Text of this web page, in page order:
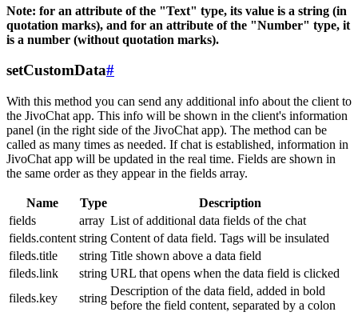
Note: for an attribute of the "Text" type, its value is a string (in
quotation marks), and for an attribute of the "Number" type, it
is a number (without quotation marks).
setCustomData#
With this method you can send any additional info about the client to
the JivoChat app. This info will be shown in the client's information
panel (in the right side of the JivoChat app). The method can be
called as many times as needed. If chat is established, information in
JivoChat app will be updated in the real time. Fields are shown in
the same order as they appear in the fields array.
Name Type
Description
fields
array List of additional data fields of the chat
fields.content string Content of data field. Tags will be insulated
fileds.title
string Title shown above a data field
fileds.link
string URL that opens when the data field is clicked
fileds.key
string
Description of the data field, added in bold
before the field content, separated by a colon